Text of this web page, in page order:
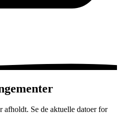
afholdt. Se de aktuelle datoer for